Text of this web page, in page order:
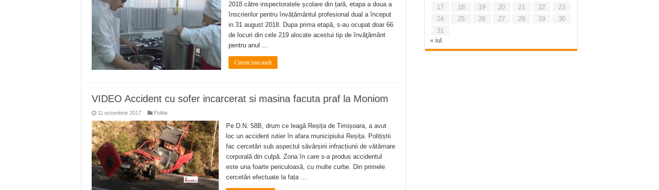
2018 către inspectoratele școlare din țară, etapa a doua a
înscrierilor pentru învățământul profesional dual a început
in 31 august 2018. Dupa prima etapă, s-au ocupat doar 66
de locuri din cele 219 alocate acestui tip de învăţământ
pentru anul …
Citeste mai mult
VIDEO Accident cu sofer incarcerat si masina facuta praf la Moniom
11 octombrie 2017 Politie
Pe D.N. 58B, drum ce leagă Reșița de Timișoara, a avut
loc un accident rutier în afara municipiului Reșița. Polițiștii
fac cercetări sub aspectul săvârșirii infracțiunii de vătămare
corporală din culpă. Zona în care s-a produs accidentul
este una foarte periculoasă, cu multe curbe. Din primele
cercetări efectuate la fața …
17
18 19 20 21 22
23
24
25 26 27 28 29
30
31
« iul.